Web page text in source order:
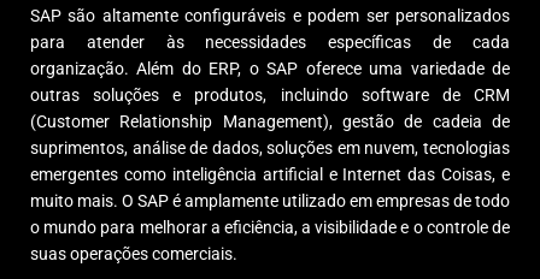
SAP são altamente configuráveis e podem ser personalizados
para atender às necessidades específicas de cada
organização.Além do ERP, o SAP oferece uma variedade de
outras soluções e produtos, incluindo software de CRM
(Customer Relationship Management), gestão de cadeia de
suprimentos, análise de dados, soluções em nuvem, tecnologias
emergentes como inteligência artificial e Internet das Coisas, e
muito mais. O SAP é amplamente utilizado em empresas de todo
o mundo para melhorar a eficiência, a visibilidade e o controle de
suas operações comerciais.